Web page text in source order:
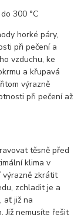
300 °C
horké páry,
při pečení a
vzduchu, ke
a křupavá
výrazně
při pečení až
těsně před
klima v
výrazně zkrátit
zchladit je a
ať již na
Již nemusíte řešit